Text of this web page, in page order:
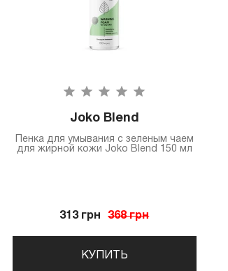
Joko Blend
Пенка для умывания с зеленым чаем
для жирной кожи Joko Blend 150 мл
313 грн 368 грн
КУПИТЬ